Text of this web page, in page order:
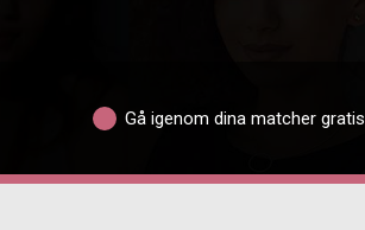
Gå igenom dina matcher gratis